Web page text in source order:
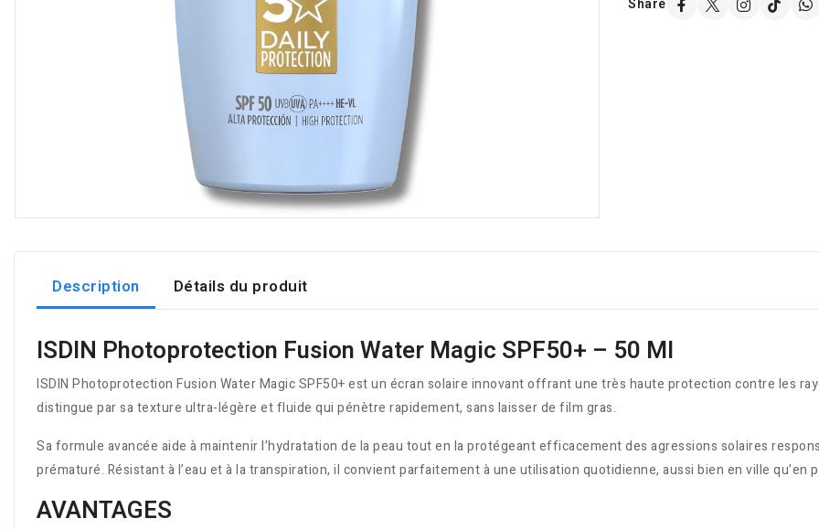
Share
Description Détails du produit
ISDIN Photoprotection Fusion Water Magic SPF50+ – 50 Ml
ISDIN Photoprotection Fusion Water Magic SPF50+ est un écran solaire innovant offrant une très haute protection contre les
distingue par sa texture ultra-légère et fluide qui pénètre rapidement, sans laisser de film gras.
Sa formule avancée aide à maintenir l’hydratation de la peau tout en la protégeant efficacement des agressions solaires
prématuré. Résistant à l’eau et à la transpiration, il convient parfaitement à une utilisation quotidienne, aussi bien en ville qu’en
AVANTAGES